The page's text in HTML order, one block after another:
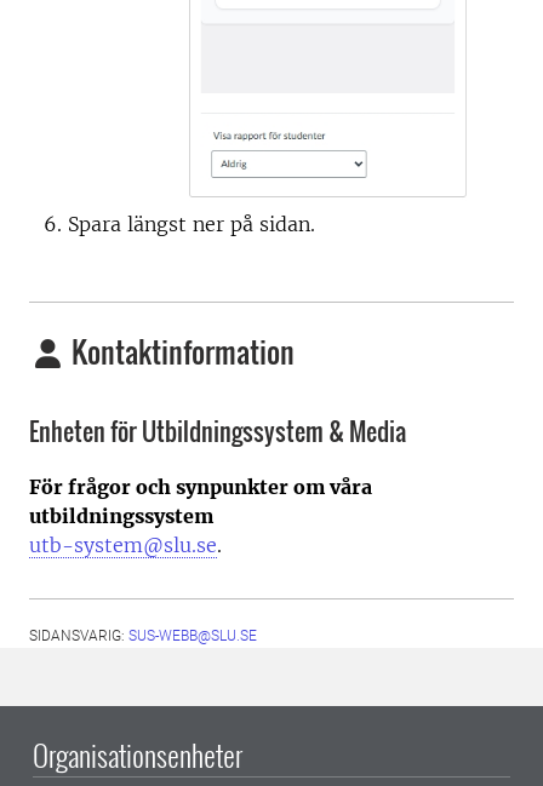
Spara längst ner på sidan.
Kontaktinformation
Enheten för Utbildningssystem & Media
För frågor och synpunkter om våra
utbildningssystem
utb-system@slu.se.
SIDANSVARIG: SUS-WEBB@SLU.SE
Organisationsenheter